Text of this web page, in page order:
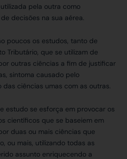
pela outra como
decisões na sua aérea.
poucos os estudos, tanto de
Tributário, que se utilizam de
outras ciências a fim de justificar
sintoma causado pelo
ciências umas com as outras.
estudo se esforça em provocar os
científicos que se baseiem em
duas ou mais ciências que
ou mais, utilizando todas as
assunto enriquecendo a